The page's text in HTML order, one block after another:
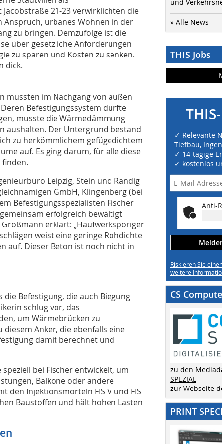
21-23 verwirklichten die
Anspruch, urbanes Wohnen in der
zu bringen. Demzufolge ist die
über gesetzliche Anforderungen
zu sparen und Kosten zu senken.
dick.
mussten im Nachgang von außen
Befestigungssystem durfte
musste die Wärmedämmung
aushalten. Der Untergrund bestand
zu herkömmlichem gefügedichtem
auf. Es ging darum, für alle diese
finden.
Leipzig, Stein und Randig
GmbH, Klingenberg (bei
Befestigungsspezialisten Fischer
erfolgreich bewältigt
erklärt: „Haufwerksporiger
weist eine geringe Rohdichte
auf. Dieser Beton ist noch nicht in
die Befestigung, die auch Biegung
schlug vor, das
um Wärmebrücken zu
Anker, die ebenfalls eine
damit berechnet und
bei Fischer entwickelt, um
Balkone oder andere
den Injektionsmörteln FIS V und FIS
Baustoffen und hält hohen Lasten
und
» Alle News
THIS Jobs
✓ Relevante
Tiefbau,
✓ 14-tägige
✓ kostenlos
Anti-
Riskieren Sie
weitere
CS
zu den
SPEZIAL
zur Webseite
PRINT